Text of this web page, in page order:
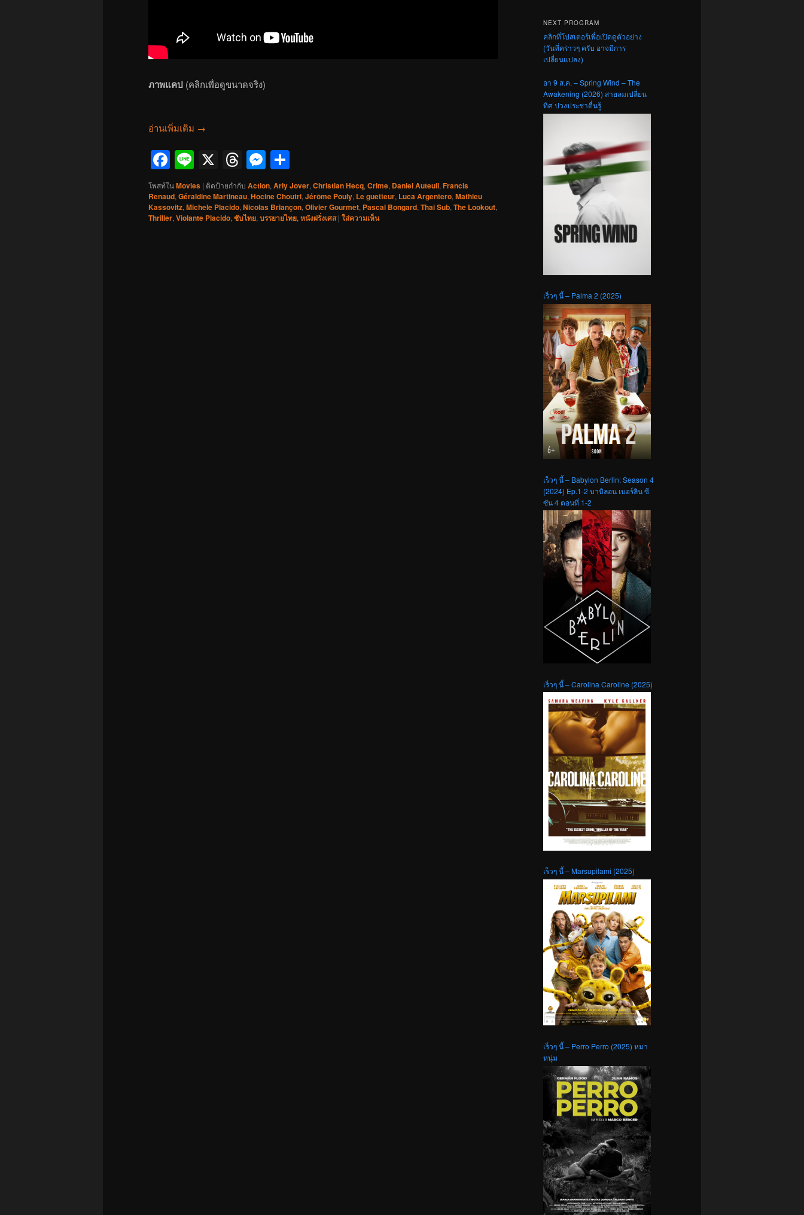
ภาพแคป (คลิกเพื่อดูขนาดจริง)
อ่านเพิ่มเติม →
Facebook
Line
X Threads
Messenger
โพสท์ในMovies | ติดป้ายกำกับ Action, Arly Jover, Christian Hecq, Crime, Daniel Auteuil, Francis
Renaud, Géraldine Martineau, Hocine Choutri, Jérôme Pouly, Le guetteur, Luca Argentero, Mathieu
Kassovitz, Michele Placido, Nicolas Briançon, Olivier Gourmet, Pascal Bongard, Thai Sub, The Lookout,
Thriller, Violante Placido, ซับไทย, บรรยายไทย, หนังฝรั่งเศส | ใส่ความเห็น
NEXT PROGRAM
คลิกที่โปสเตอร์เพื่อเปิดดูตัวอย่าง
(วันที่คร่าวๆ ครับ อาจมีการ
เปลี่ยนแปลง)
อา 9 ส.ค. – Spring Wind – The
Awakening (2026) สายลมเปลี่ยน
ทิศ ปวงประชาตื่นรู้
เร็วๆ นี้ – Palma 2 (2025)
เร็วๆ นี้ – Babylon Berlin: Season 4
(2024) Ep.1-2 บาบิลอน เบอร์ลิน ซี
ซัน 4 ตอนที่ 1-2
เร็วๆ นี้ – Carolina Caroline (2025)
เร็วๆ นี้ – Marsupilami (2025)
เร็วๆ นี้ – Perro Perro (2025) หมา
หนุ่ม